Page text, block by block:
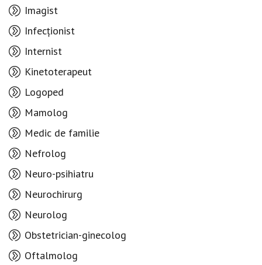
Imagist
Infecționist
Internist
Kinetoterapeut
Logoped
Mamolog
Medic de familie
Nefrolog
Neuro-psihiatru
Neurochirurg
Neurolog
Obstetrician-ginecolog
Oftalmolog